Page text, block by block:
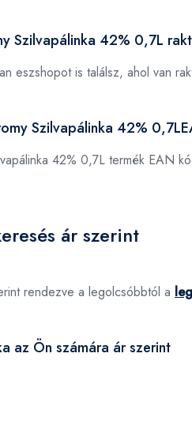
Szilvapálinka 42% 0,7L
eszshopot is találsz, ahol van
Szilvapálinka 42%
42% 0,7L termék EAN
ár szerint
rendezve a legolcsóbbtól a
az Ön számára ár szerint